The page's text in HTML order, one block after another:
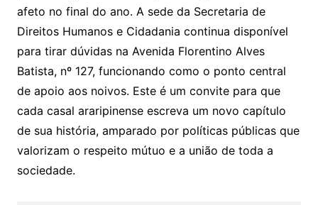
afeto no final do ano. A sede da Secretaria de
Direitos Humanos e Cidadania continua disponível
para tirar dúvidas na Avenida Florentino Alves
Batista, nº 127, funcionando como o ponto central
de apoio aos noivos. Este é um convite para que
cada casal araripinense escreva um novo capítulo
de sua história, amparado por políticas públicas que
valorizam o respeito mútuo e a união de toda a
sociedade.